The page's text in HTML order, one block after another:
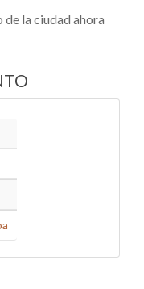
la ciudad ahora